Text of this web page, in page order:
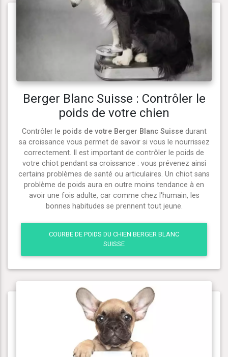
Berger Blanc Suisse : Contrôler le
poids de votre chien
Contrôler le poids de votre Berger Blanc Suissedurant
sa croissance vous permet de savoir si vous le nourrissez
correctement. Il est important de contrôler le poids de
votre chiot pendant sa croissance : vous prévenez ainsi
certains problèmes de santé ou articulaires. Un chiot sans
problème de poids aura en outre moins tendance à en
avoir une fois adulte, car comme chez l'humain, les
bonnes habitudes se prennent tout jeune.
COURBE DE POIDS DU CHIEN BERGER BLANC
SUISSE